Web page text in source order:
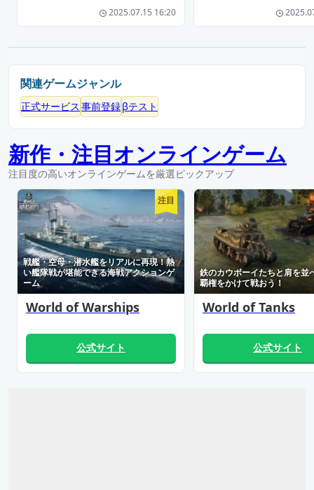
2025.07.15 16:20
関連ゲームジャンル
正式サービス 事前登録βテスト
新作・注目オンラインゲーム
注目度の高いオンラインゲームを厳選ピックアップ
World of Warships
戦艦・空母・潜水艦をリアルに再現！熱
い艦隊戦が堪能できる海戦アクションゲ
ーム
注目
公式サイト
World of Tanks
鉄のカウボーイたちと肩を並
覇権をかけて戦おう！
公式サイト